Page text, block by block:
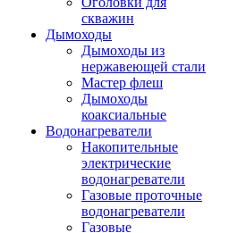
скважин
Дымоходы
Дымоходы из
нержавеющей стали
Мастер флеш
Дымоходы
коаксиальные
Водонагреватели
Накопительные
электрические
водонагреватели
Газовые проточные
водонагреватели
Газовые